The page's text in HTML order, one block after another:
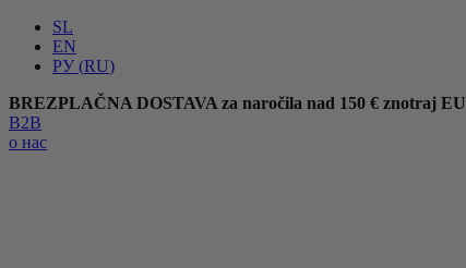
SL
EN
РУ (RU)
BREZPLAČNA DOSTAVA za naročila nad 150 € znotraj EU
B2B
о нас